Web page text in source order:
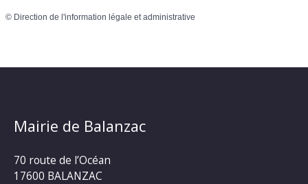
© Direction de l'information légale et administrative
Mairie de Balanzac
70 route de l’Océan
17600 BALANZAC